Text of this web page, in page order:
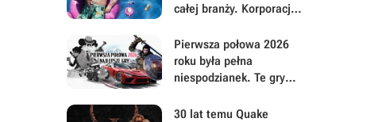
całej branży. Korporacje
graczami
Pierwsza połowa 2026
roku była pełna
niespodzianek. Te gry
uwagę i Wasz czas
30 lat temu Quake